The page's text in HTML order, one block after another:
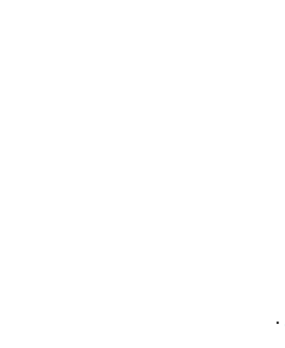
.